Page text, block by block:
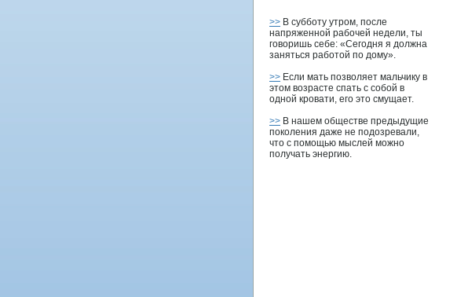
>> В субботу утром, после
напряженной рабочей недели, ты
говоришь себе: «Сегодня я должна
заняться работой по дому».
>> Если мать позволяет мальчику в
этом возрасте спать с собой в
одной кровати, его это смущает.
>> В нашем обществе предыдущие
поколения даже не подозревали,
что с помощью мыслей можно
получать энергию.